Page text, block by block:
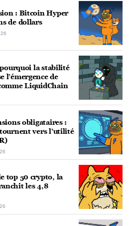
: Bitcoin Hyper
de dollars
pourquoi la stabilité
l’émergence de
LiquidChain
obligataires :
vers l’utilité
top 50 crypto, la
les 4,8